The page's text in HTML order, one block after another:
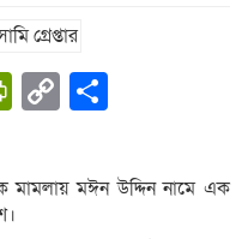
PrintFriendly
Copy
মামলায় মঈন উদ্দিন নামে এক